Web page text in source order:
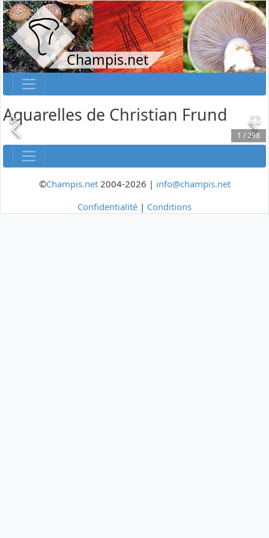
Champis.net
Aquarelles de Christian Frund
1 /298
©Champis.net2004-2026 | info@champis.net
Confidentialité | Conditions